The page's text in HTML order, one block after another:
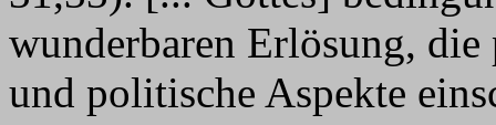
wunderbaren Erlösung,
und politische Aspekte